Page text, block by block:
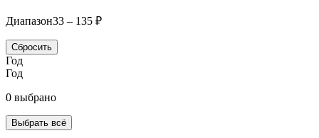
Диапазон33 – 135 ₽
Сбросить
Год
Год
0 выбрано
Выбрать всё